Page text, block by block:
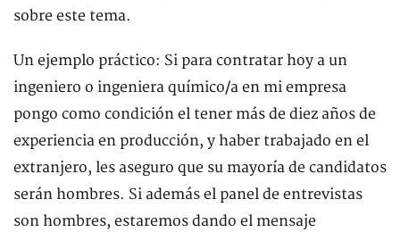
sobre este tema.
Un ejemplo práctico: Si para contratar hoy a un
ingeniero o ingeniera químico/a en mi empresa
pongo como condición el tener más de diez años de
experiencia en producción, y haber trabajado en el
extranjero, les aseguro que su mayoría de candidatos
serán hombres. Si además el panel de entrevistas
son hombres, estaremos dando el mensaje